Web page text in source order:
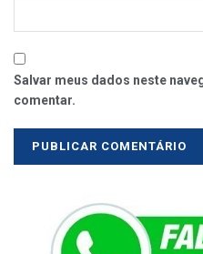
Salvar meus dados neste
comentar.